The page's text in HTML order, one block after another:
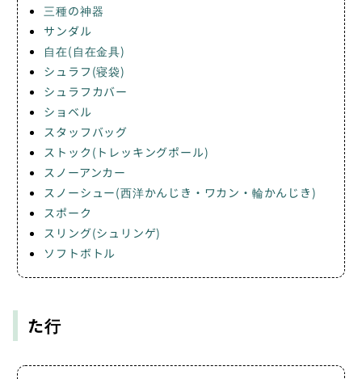
三種の神器
サンダル
自在(自在金具)
シュラフ(寝袋)
シュラフカバー
ショベル
スタッフバッグ
ストック(トレッキングポール)
スノーアンカー
スノーシュー(西洋かんじき・ワカン・輪かんじき)
スポーク
スリング(シュリンゲ)
ソフトボトル
た行